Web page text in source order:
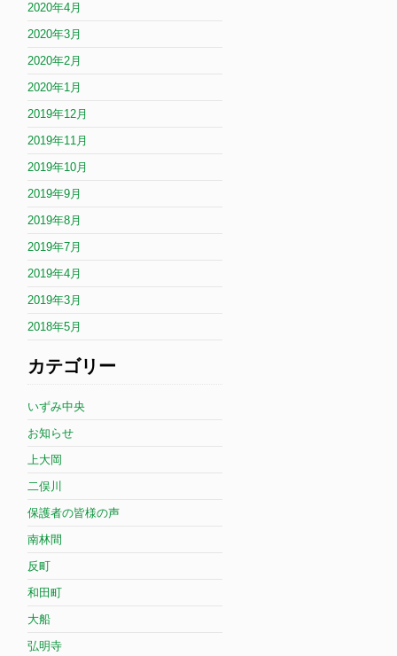
2020年4月
2020年3月
2020年2月
2020年1月
2019年12月
2019年11月
2019年10月
2019年9月
2019年8月
2019年7月
2019年4月
2019年3月
2018年5月
カテゴリー
いずみ中央
お知らせ
上大岡
二俣川
保護者の皆様の声
南林間
反町
和田町
大船
弘明寺